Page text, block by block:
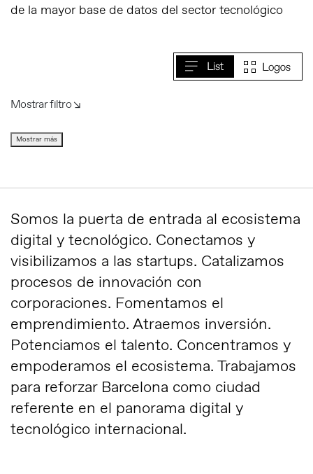
de la mayor base de datos del sector tecnológico
Mostrar filtro ↘︎
Mostrar más
Somos la puerta de entrada al ecosistema
digital y tecnológico. Conectamos y
visibilizamos a las startups. Catalizamos
procesos de innovación con
corporaciones. Fomentamos el
emprendimiento. Atraemos inversión.
Potenciamos el talento. Concentramos y
empoderamos el ecosistema. Trabajamos
para reforzar Barcelona como ciudad
referente en el panorama digital y
tecnológico internacional.